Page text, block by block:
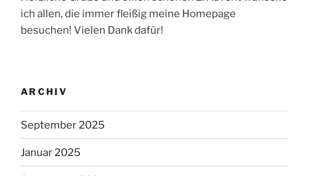
ich allen, die immer fleißig meine Homepage
besuchen! Vielen Dank dafür!
ARCHIV
September 2025
Januar 2025